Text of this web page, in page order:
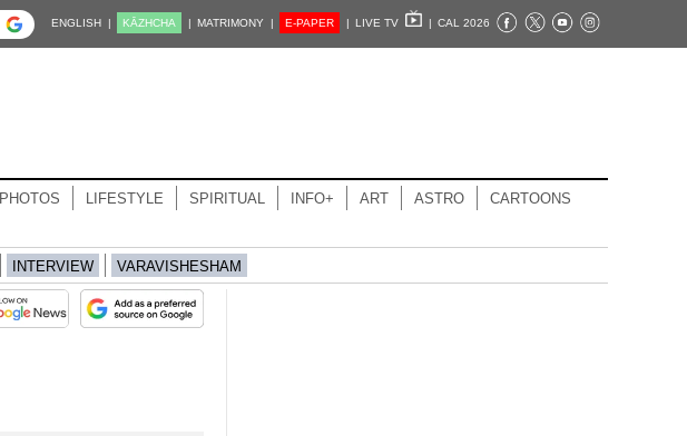
ENGLISH | KĀZHCHA | MATRIMONY | E-PAPER | LIVE TV | CAL 2026
PHOTOS LIFESTYLE SPIRITUAL INFO+ ART ASTRO CARTOONS
INTERVIEW VARAVISHESHAM